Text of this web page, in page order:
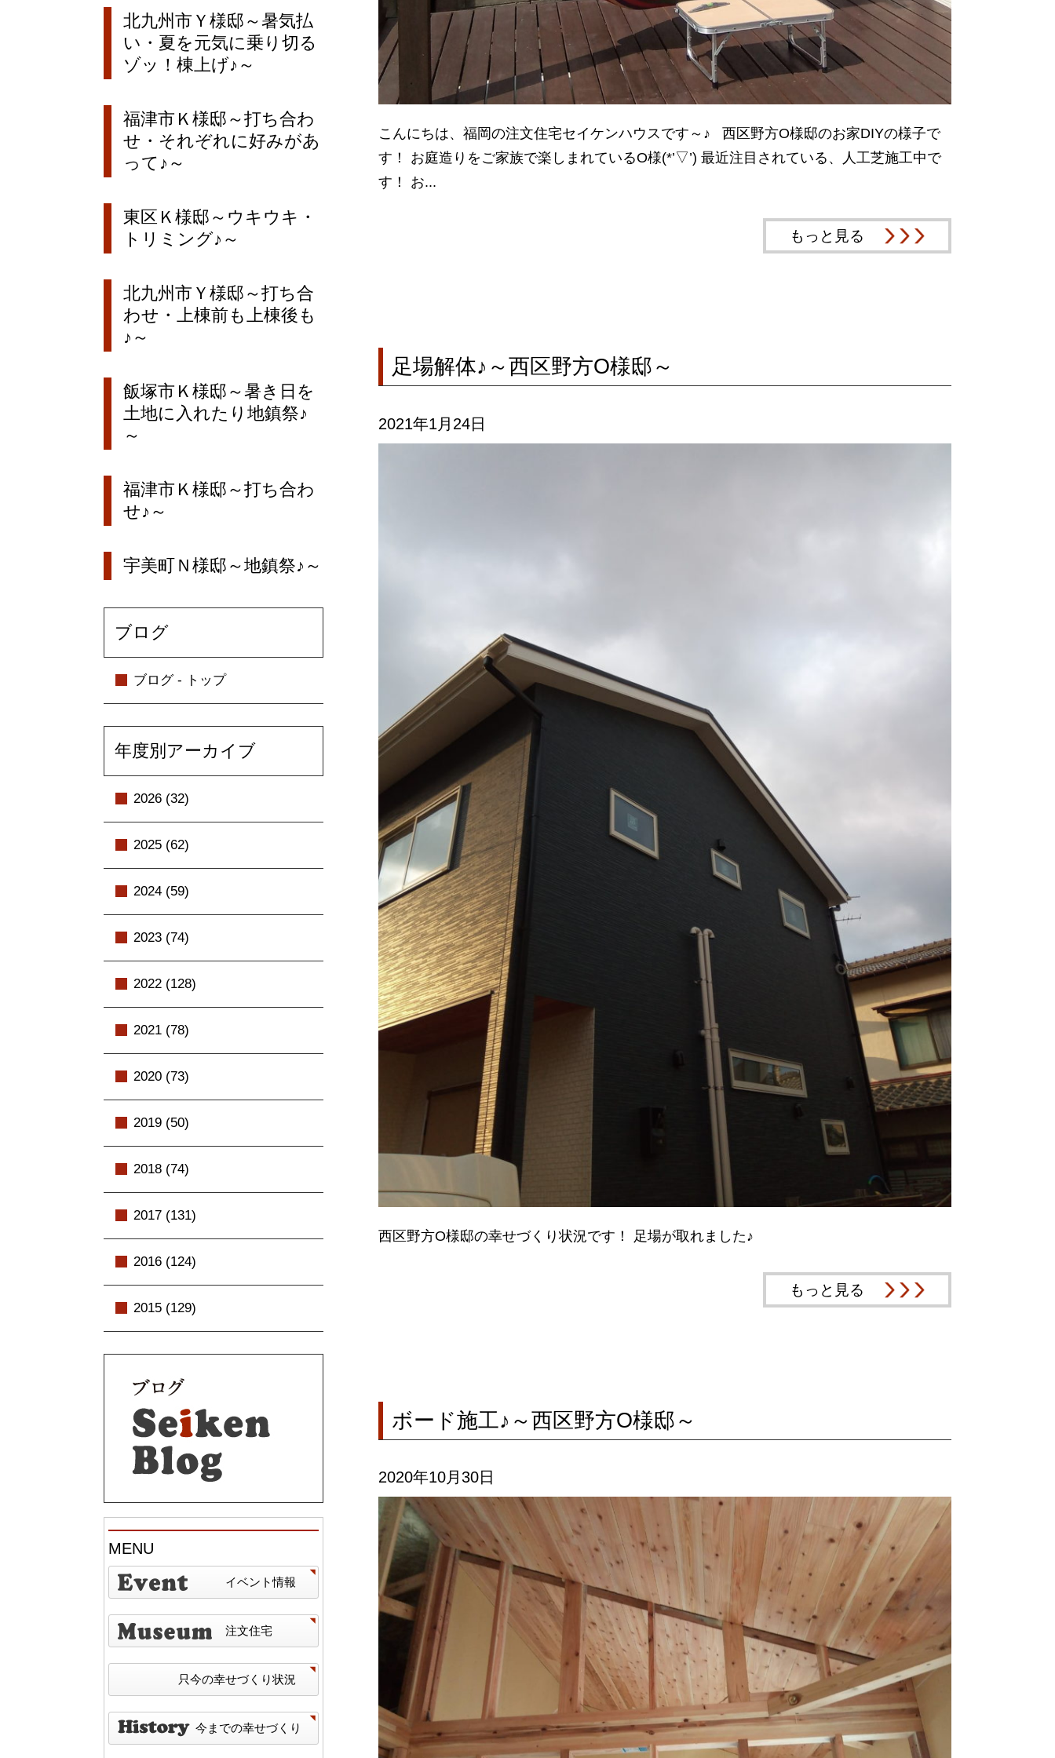
こんにちは、福岡の注文住宅セイケンハウスです～♪ 西区野方O様邸のお家DIYの様子で
す！ お庭造りをご家族で楽しまれているO様(*’▽’) 最近注目されている、人工芝施工中で
す！ お...
もっと見る
足場解体♪～西区野方O様邸～
2021年1月24日
西区野方O様邸の幸せづくり状況です！ 足場が取れました♪
もっと見る
ボード施工♪～西区野方O様邸～
2020年10月30日
北九州市Ｙ様邸～暑気払
い・夏を元気に乗り切る
ゾッ！棟上げ♪～
福津市Ｋ様邸～打ち合わ
せ・それぞれに好みがあ
って♪～
東区Ｋ様邸～ウキウキ・
トリミング♪～
北九州市Ｙ様邸～打ち合
わせ・上棟前も上棟後も
♪～
飯塚市Ｋ様邸～暑き日を
土地に入れたり地鎮祭♪
～
福津市Ｋ様邸～打ち合わ
せ♪～
宇美町Ｎ様邸～地鎮祭♪～
ブログ
ブログ - トップ
年度別アーカイブ
2026 (32)
2025 (62)
2024 (59)
2023 (74)
2022 (128)
2021 (78)
2020 (73)
2019 (50)
2018 (74)
2017 (131)
2016 (124)
2015 (129)
MENU
イベント情報
注文住宅
只今の幸せづくり状況
今までの幸せづくり